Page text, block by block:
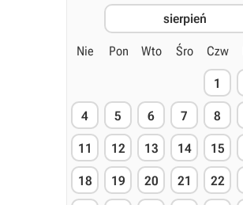
sierpień
Nie Pon Wto Śro Czw
1
4 5 6 7 8
11 12 13 14 15
18 19 20 21 22